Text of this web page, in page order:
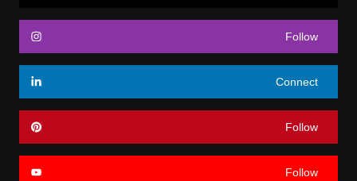
Follow
Connect
Follow
Follow